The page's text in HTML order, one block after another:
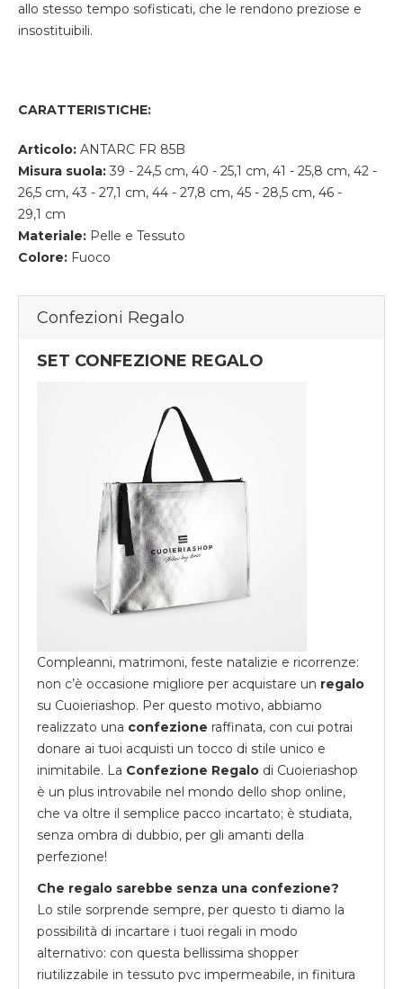
allo stesso tempo sofisticati, che le rendono preziose e
insostituibili.
CARATTERISTICHE:
Articolo: ANTARC FR 85B
Misura suola: 39 - 24,5 cm, 40 - 25,1 cm, 41 - 25,8 cm, 42 -
26,5 cm, 43 - 27,1 cm, 44 - 27,8 cm, 45 - 28,5 cm, 46 -
29,1 cm
Materiale: Pelle e Tessuto
Colore: Fuoco
Confezioni Regalo
SET CONFEZIONE REGALO
Compleanni, matrimoni, feste natalizie e ricorrenze:
non c’è occasione migliore per acquistare un regalo
su Cuoieriashop. Per questo motivo, abbiamo
realizzato una confezione raffinata, con cui potrai
donare ai tuoi acquisti un tocco di stile unico e
inimitabile. La Confezione Regalo di Cuoieriashop
è un plus introvabile nel mondo dello shop online,
che va oltre il semplice pacco incartato; è studiata,
senza ombra di dubbio, per gli amanti della
perfezione!
Che regalo sarebbe senza una confezione?
Lo stile sorprende sempre, per questo ti diamo la
possibilità di incartare i tuoi regali in modo
alternativo: con questa bellissima shopper
riutilizzabile in tessuto pvc impermeabile, in finitura